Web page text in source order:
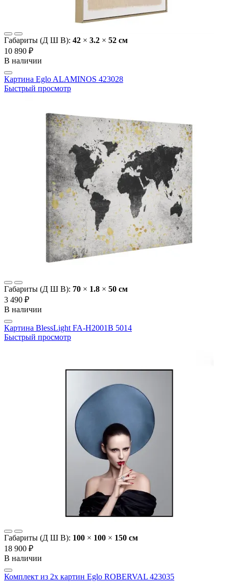
Габариты (Д Ш В): 42 × 3.2 × 52 cм
10 890 ₽
В наличии
Картина Eglo ALAMINOS 423028
Быстрый просмотр
Габариты (Д Ш В): 70 × 1.8 × 50 cм
3 490 ₽
В наличии
Картина BlessLight FA-H2001B 5014
Быстрый просмотр
Габариты (Д Ш В): 100 × 100 × 150 cм
18 900 ₽
В наличии
Комплект из 2х картин Eglo ROBERVAL 423035